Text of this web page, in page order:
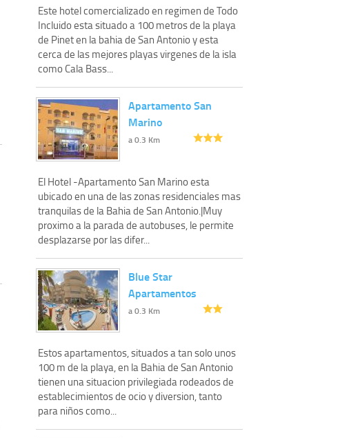
Este hotel comercializado en regimen de Todo
Incluido esta situado a 100 metros de la playa
de Pinet en la bahia de San Antonio y esta
cerca de las mejores playas virgenes de la isla
como Cala Bass...
Apartamento San
Marino
a 0.3 Km
El Hotel -Apartamento San Marino esta
ubicado en una de las zonas residenciales mas
tranquilas de la Bahia de San Antonio.|Muy
proximo a la parada de autobuses, le permite
desplazarse por las difer...
Blue Star
Apartamentos
a 0.3 Km
Estos apartamentos, situados a tan solo unos
100 m de la playa, en la Bahia de San Antonio
tienen una situacion privilegiada rodeados de
establecimientos de ocio y diversion, tanto
para niños como...